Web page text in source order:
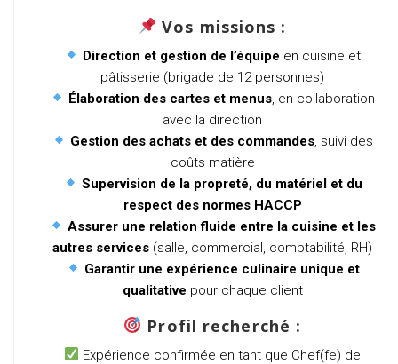
Vos missions :
Direction et gestion de l’équipe en cuisine et
pâtisserie (brigade de 12 personnes)
Élaboration des cartes et menus , en collaboration
avec la direction
Gestion des achats et des commandes , suivi des
coûts matière
Supervision de la propreté, du matériel et du
respect des normes HACCP
Assurer une relation fluide entre la cuisine et les
autres services (salle, commercial, comptabilité, RH)
Garantir une expérience culinaire unique et
qualitative pour chaque client
Profil recherché :
Expérience confirmée en tant que Chef(fe) de